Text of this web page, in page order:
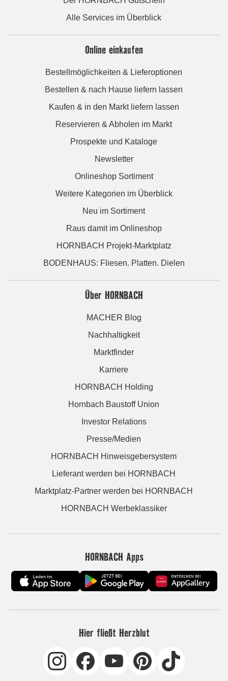
Alle Services im Überblick
Online einkaufen
Bestellmöglichkeiten & Lieferoptionen
Bestellen & nach Hause liefern lassen
Kaufen & in den Markt liefern lassen
Reservieren & Abholen im Markt
Prospekte und Kataloge
Newsletter
Onlineshop Sortiment
Weitere Kategorien im Überblick
Neu im Sortiment
Raus damit im Onlineshop
HORNBACH Projekt-Marktplatz
BODENHAUS: Fliesen. Platten. Dielen
Über HORNBACH
MACHER Blog
Nachhaltigkeit
Marktfinder
Karriere
HORNBACH Holding
Hornbach Baustoff Union
Investor Relations
Presse/Medien
HORNBACH Hinweisgebersystem
Lieferant werden bei HORNBACH
Marktplatz-Partner werden bei HORNBACH
HORNBACH Werbeklassiker
HORNBACH Apps
Hier fließt Herzblut